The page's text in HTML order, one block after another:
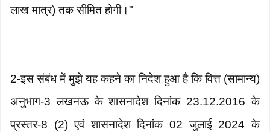
लाख मात्र) तक सीमित होगी।"
2-इस संबंध में मुझे यह कहने का निदेश हुआ है कि वित्त (सामान्य)
अनुभाग-3 लखनऊ के शासनादेश दिनांक 23.12.2016 के
प्रस्तर-8 (2) एवं शासनादेश दिनांक 02 जुलाई 2024 के